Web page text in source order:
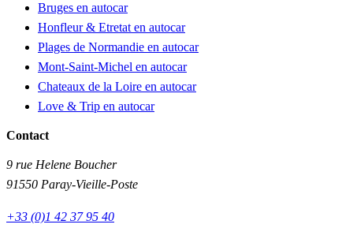
Bruges en autocar
Honfleur & Etretat en autocar
Plages de Normandie en autocar
Mont-Saint-Michel en autocar
Chateaux de la Loire en autocar
Love & Trip en autocar
Contact
9 rue Helene Boucher
91550 Paray-Vieille-Poste
+33 (0)1 42 37 95 40